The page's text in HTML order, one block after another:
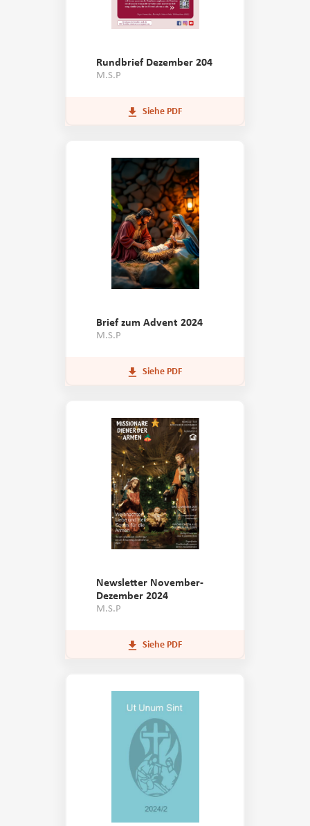
Rundbrief Dezember 204
M.S.P
Siehe PDF
Brief zum Advent 2024
M.S.P
Siehe PDF
Newsletter November-
Dezember 2024
M.S.P
Siehe PDF